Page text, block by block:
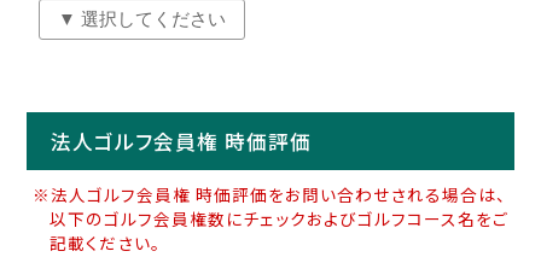
法人ゴルフ会員権 時価評価
※法人ゴルフ会員権 時価評価をお問い合わせされる場合は、
以下のゴルフ会員権数にチェックおよびゴルフコース名をご
記載ください。